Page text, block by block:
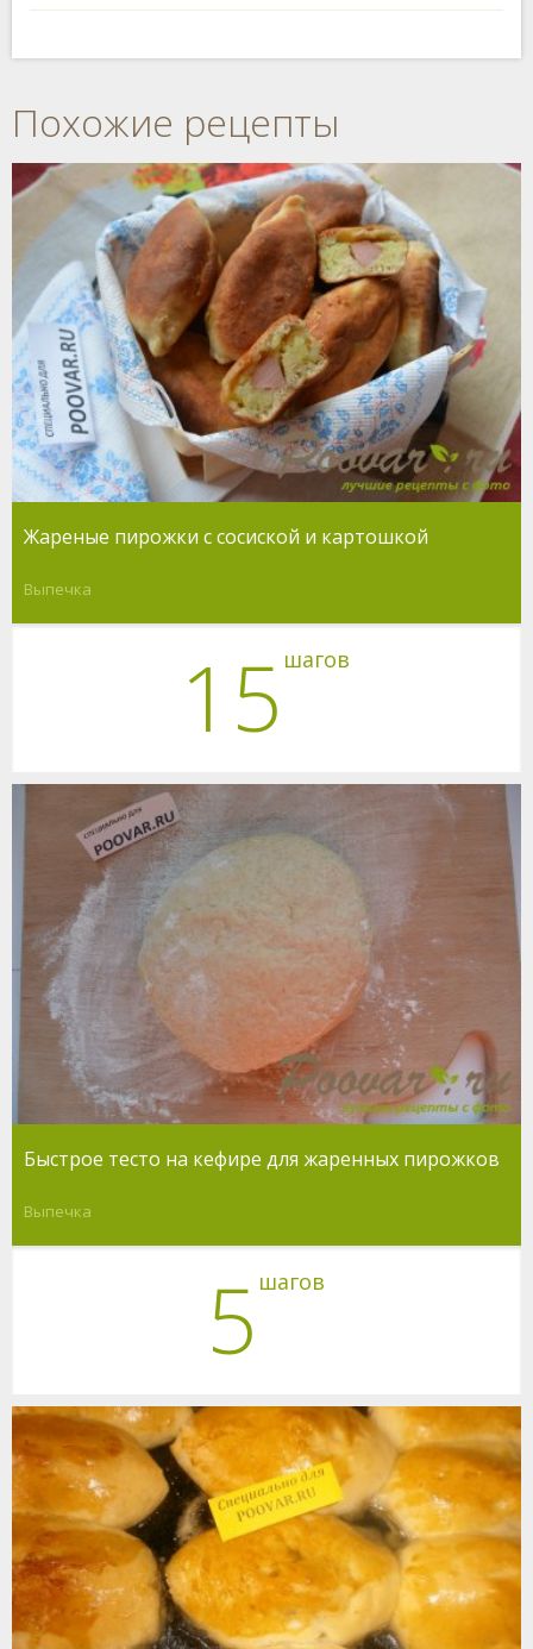
Похожие рецепты
Жареные пирожки с сосиской и картошкой
Выпечка
15 шагов
Быстрое тесто на кефире для жаренных пирожков
Выпечка
5 шагов